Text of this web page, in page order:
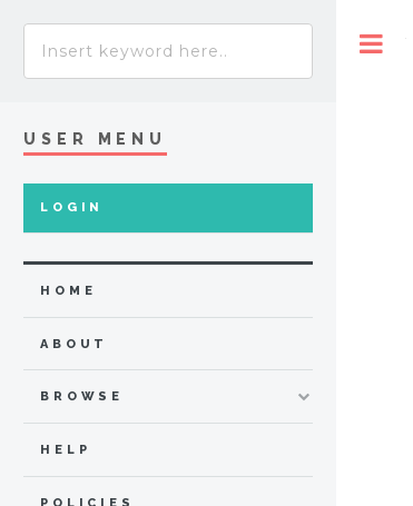
USER MENU
LOGIN
HOME
ABOUT
BROWSE
HELP
POLICIES